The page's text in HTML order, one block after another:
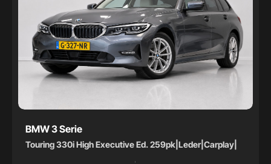
BMW 3 Serie
Touring 330i High Executive Ed. 259pk|Leder|Carplay|